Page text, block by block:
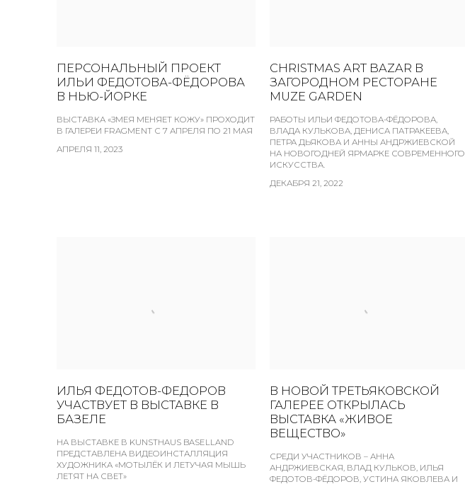
ПЕРСОНАЛЬНЫЙ ПРОЕКТ
ИЛЬИ ФЕДОТОВА-ФЁДОРОВА
В НЬЮ-ЙОРКЕ
ВЫСТАВКА «ЗМЕЯ МЕНЯЕТ КОЖУ» ПРОХОДИТ
В ГАЛЕРЕИ FRAGMENT С 7 АПРЕЛЯ ПО 21 МАЯ
АПРЕЛЯ 11, 2023
CHRISTMAS ART BAZAR В
ЗАГОРОДНОМ РЕСТОРАНЕ
MUZE GARDEN
РАБОТЫ ИЛЬИ ФЕДОТОВА-ФЁДОРОВА,
ВЛАДА КУЛЬКОВА, ДЕНИСА ПАТРАКЕЕВА,
ПЕТРА ДЬЯКОВА И АННЫ АНДРЖИЕВСКОЙ
НА НОВОГОДНЕЙ ЯРМАРКЕ СОВРЕМЕННОГО
ИСКУССТВА.
ДЕКАБРЯ 21, 2022
ИЛЬЯ ФЕДОТОВ-ФЕДОРОВ
УЧАСТВУЕТ В ВЫСТАВКЕ В
БАЗЕЛЕ
НА ВЫСТАВКЕ В KUNSTHAUS BASELLAND
ПРЕДСТАВЛЕНА ВИДЕОИНСТАЛЛЯЦИЯ
ХУДОЖНИКА «МОТЫЛЁК И ЛЕТУЧАЯ МЫШЬ
ЛЕТЯТ НА СВЕТ»
В НОВОЙ ТРЕТЬЯКОВСКОЙ
ГАЛЕРЕЕ ОТКРЫЛАСЬ
ВЫСТАВКА «ЖИВОЕ
ВЕЩЕСТВО»
СРЕДИ УЧАСТНИКОВ – АННА
АНДРЖИЕВСКАЯ, ВЛАД КУЛЬКОВ, ИЛЬЯ
ФЕДОТОВ-ФЁДОРОВ, УСТИНА ЯКОВЛЕВА И